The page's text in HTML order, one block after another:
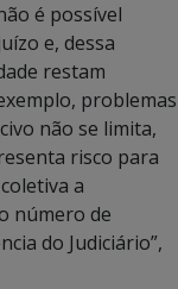
é possível
e, dessa
restam
problemas
não se limita,
risco para
a
número de
do Judiciário”,